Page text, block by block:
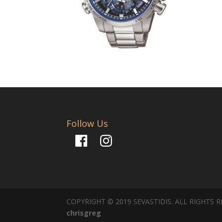
Follow Us
FacebookInstagram
COPYRIGHT © 2019 SEVASTIDIS. ALL RIGHTS
chrisgreg